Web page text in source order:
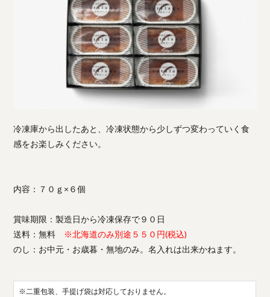
冷凍庫から出したあと、冷凍状態から少しずつ変わっていく食
感をお楽しみください。
内容：７０ｇ×６個
賞味期限：製造日から冷凍保存で９０日
送料：無料 ※北海道のみ別途５５０円(税込)
のし：お中元・お歳暮・無地のみ。名入れは出来かねます。
※二重包装、手提げ袋は対応しておりません。